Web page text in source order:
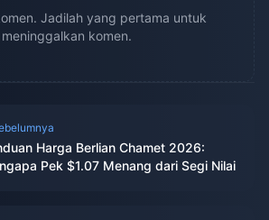
Jadilah yang pertama untuk
meninggalkan komen.
Harga Berlian Chamet 2026:
Pek $1.07 Menang dari Segi Nilai